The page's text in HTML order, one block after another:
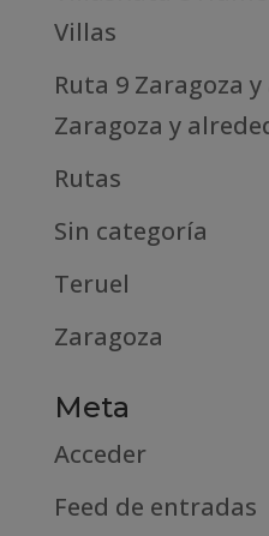
Villas
Ruta 9 Zaragoza
Zaragoza y
Rutas
Sin categoría
Teruel
Zaragoza
Meta
Acceder
Feed de entradas